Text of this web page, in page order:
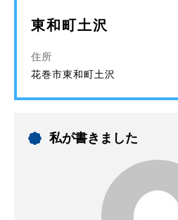
東和町土沢
住所
花巻市東和町土沢
私が書きました